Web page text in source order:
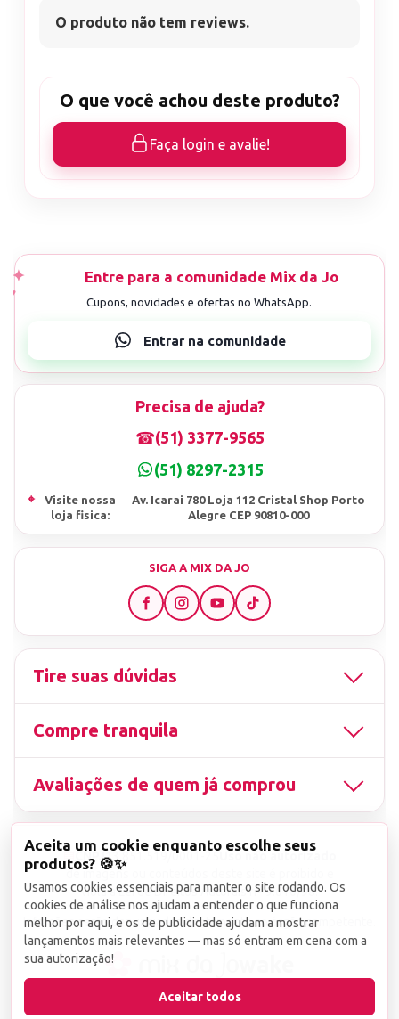
O produto não tem reviews.
O que você achou deste produto?
Faça login e avalie!
Precisa de ajuda?
☎(51) 3377-9565
(51) 8297-2315
⌖
Visite nossa
loja fisica:
Av. Icarai 780 Loja 112 Cristal Shop Porto
Alegre CEP 90810-000
SIGA A MIX DA JO
Tire suas dúvidas
Compre tranquila
Avaliações de quem já comprou
▤ CNPJ13.851.519/0001-25
de imagens ou conteúdos deste site é proibido e
viola a Lei de Direitos Autorais nº 9.610/98.
Infrações serão denunciadas diretamente ao órgão competente.
Aceita um cookie enquanto escolhe seus
produtos? 🍪✨
Usamos cookies essenciais para manter o site rodando. Os
cookies de análise nos ajudam a entender o que funciona
melhor por aqui, e os de publicidade ajudam a mostrar
lançamentos mais relevantes — mas só entram em cena com a
sua autorização!
Aceitar todos